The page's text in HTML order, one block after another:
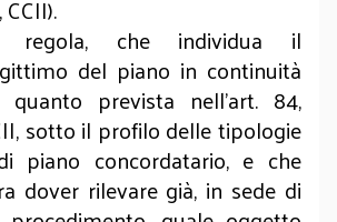
regola, che individua il
del piano in continuità
quanto prevista nell’art. 84,
sotto il profilo delle tipologie
piano concordatario, e che
dover rilevare già, in sede di